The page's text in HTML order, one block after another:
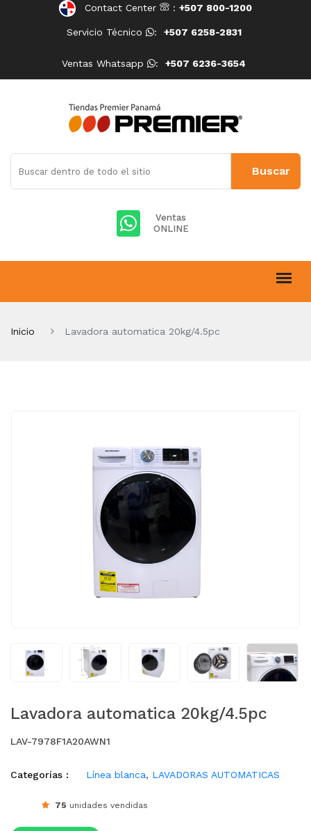
Contact Center : +507 800-1200
Servicio Técnico : +507 6258-2831
Ventas Whatsapp : +507 6236-3654
Ventas
ONLINE
Inicio Lavadora automatica 20kg/4.5pc
Lavadora automatica 20kg/4.5pc
LAV-7978F1A20AWN1
Categorías : Línea blanca, LAVADORAS AUTOMATICAS
75 unidades vendidas